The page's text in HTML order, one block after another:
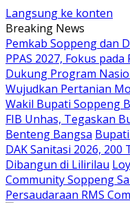
Langsung ke konten
Breaking News
Pemkab Soppeng dan
PPAS 2027, Fokus
Dukung Program
Wujudkan Pertanian
Wakil Bupati Soppeng
FIB Unhas, Tegaskan
Benteng Bangsa
DAK Sanitasi 2026,
Dibangun di Lilirilau
Community Soppeng
Persaudaraan RMS